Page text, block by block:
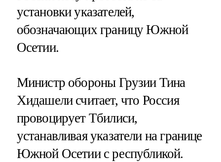
установки указателей,
обозначающих границу Южной
Осетии.
Министр обороны Грузии Тина
Хидашели считает, что Россия
провоцирует Тбилиси,
устанавливая указатели на границе
Южной Осетии с республикой.